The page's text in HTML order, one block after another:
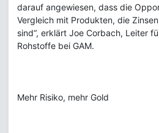
darauf angewiesen, dass die
Vergleich mit Produkten, die
sind“, erklärt Joe Corbach, Leiter
Rohstoffe bei GAM.
Mehr Risiko, mehr Gold